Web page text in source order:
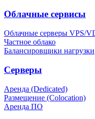
Облачные сервисы
Облачные серверы VPS/
Частное облако
Балансировщики нагрузки
Серверы
Аренда (Dedicated)
Размещение (Colocation)
Аренда ПО